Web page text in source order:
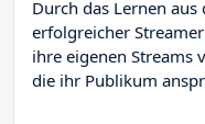
Durch das Lernen
erfolgreicher
ihre eigenen Streams
die ihr Publikum